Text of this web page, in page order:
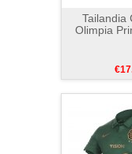
Tailandia
Olimpia